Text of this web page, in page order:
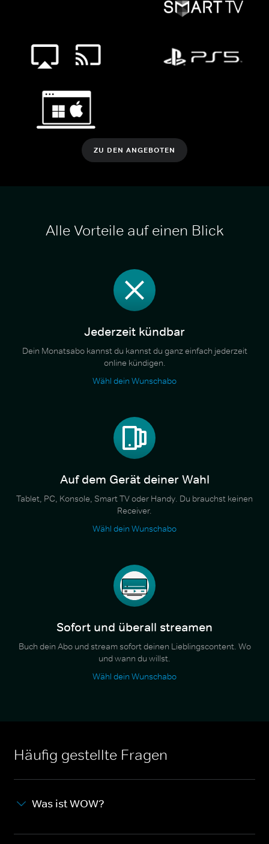
ZU DEN ANGEBOTEN
Alle Vorteile auf einen Blick
Jederzeit kündbar
Dein Monatsabo kannst du kannst du ganz einfach jederzeit
online kündigen.
Wähl dein Wunschabo
Auf dem Gerät deiner Wahl
Tablet, PC, Konsole, Smart TV oder Handy. Du brauchst keinen
Receiver.
Wähl dein Wunschabo
Sofort und überall streamen
Buch dein Abo und stream sofort deinen Lieblingscontent. Wo
und wann du willst.
Wähl dein Wunschabo
Häufig gestellte Fragen
Was ist WOW?